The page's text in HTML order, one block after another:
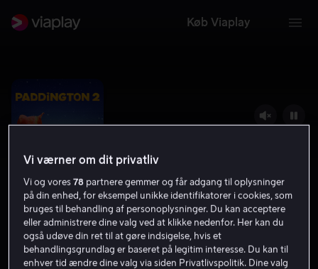
Køb Viaplay
Paddington 2
Vi værner om dit privatliv
Vi og vores78 partnere gemmer og får adgang til oplysninger
på din enhed, for eksempel unikke identifikatorer i cookies, som
bruges til behandling af personoplysninger. Du kan acceptere
eller administrere dine valg ved at klikke nedenfor. Her kan du
også udøve din ret til at gøre indsigelse, hvis et
behandlingsgrundlag er baseret på legitim interesse. Du kan til
enhver tid ændre dine valg via siden Privatlivspolitik. Dine valg